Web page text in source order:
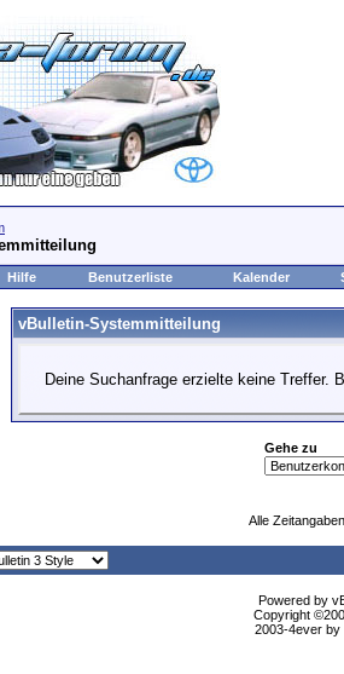
Hilfe Benutzerliste Kalender
vBulletin-Systemmitteilung
Deine Suchanfrage erzielte keine Treffer.
Gehe zu
Alle
Powered by
Copyright
2003-4ever by